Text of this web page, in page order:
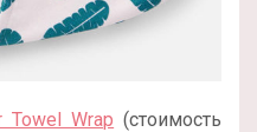
Towel Wrap (стоимость